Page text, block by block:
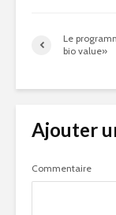
Le
bio value»
Ajouter
Commentaire